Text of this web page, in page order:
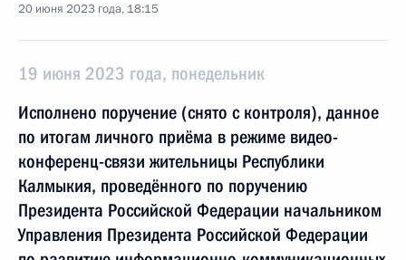
20 июня 2023 года, 18:15
19 июня 2023 года, понедельник
Исполнено поручение (снято с контроля), данное
по итогам личного приёма в режиме видео-
конференц-связи жительницы Республики
Калмыкия, проведённого по поручению
Президента Российской Федерации начальником
Управления Президента Российской Федерации